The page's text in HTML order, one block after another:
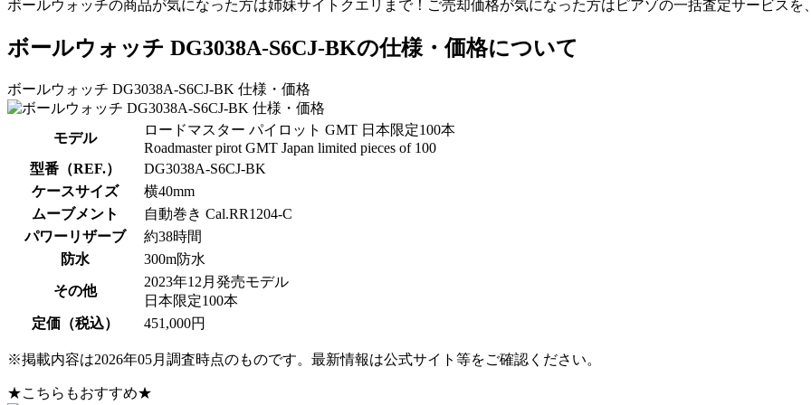
ボールウォッチの商品が気になった方は姉妹サイトクエリまで！ご売却価格が気になった方はピアゾの一括査定サービスを
ボールウォッチ DG3038A-S6CJ-BKの仕様・価格について
ボールウォッチ DG3038A-S6CJ-BK 仕様・価格
モデル
ロードマスター パイロット GMT 日本限定100本
Roadmaster pirot GMT Japan limited pieces of 100
型番（REF.）
DG3038A-S6CJ-BK
ケースサイズ
横40mm
ムーブメント
自動巻き Cal.RR1204-C
パワーリザーブ
約38時間
防水
300m防水
その他
2023年12月発売モデル
日本限定100本
定価（税込）
451,000円
※掲載内容は2026年05月調査時点のものです。最新情報は公式サイト等をご確認ください。
★こちらもおすすめ★